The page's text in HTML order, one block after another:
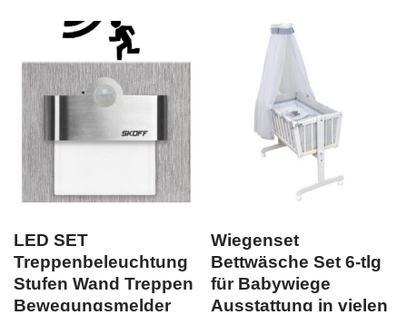
LED SET
Treppenbeleuchtung
Stufen Wand Treppen
Bewegungsmelder
Wiegenset
Bettwäsche Set 6-tlg
für Babywiege
Ausstattung in vielen